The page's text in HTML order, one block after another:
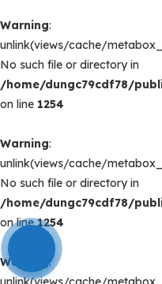
Warning:
unlink(views/cache/
No such file or directory in
/home/dungc79cdf78/
on line 1254
Warning:
unlink(views/cache/
No such file or directory in
/home/dungc79cdf78/
on line1254
Warning:
0909797251